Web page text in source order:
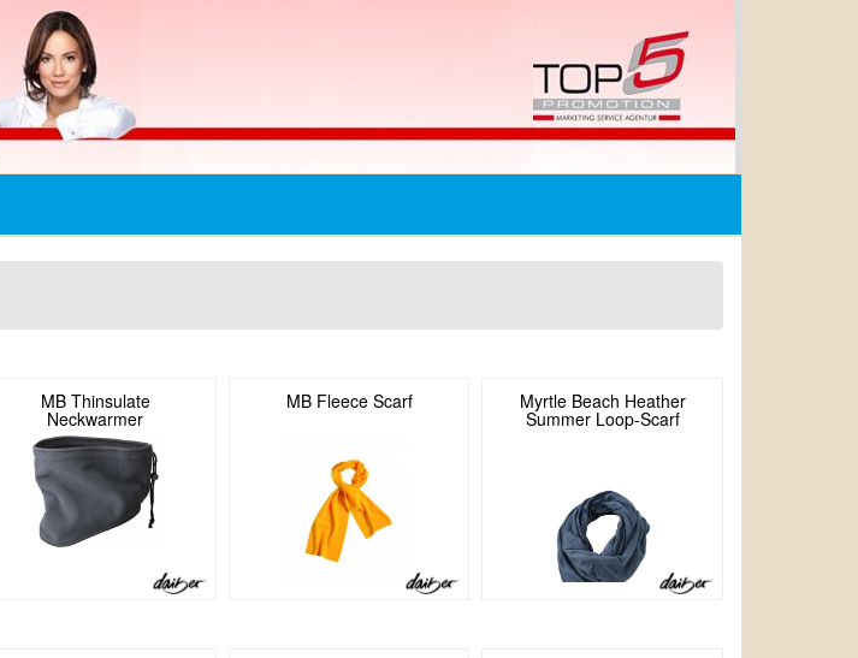
MB Thinsulate
Neckwarmer
MB Fleece Scarf Myrtle Beach Heather
Summer Loop-Scarf